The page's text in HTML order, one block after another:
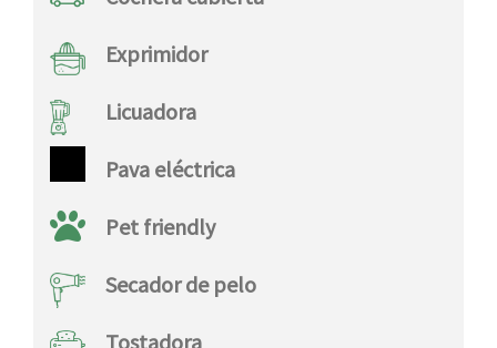
Exprimidor
Licuadora
Pava eléctrica
Pet friendly
Secador de pelo
Tostadora